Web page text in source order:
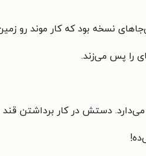
نسخه بود که کار موند رو
را پس می‌زند.
دستش در کار برداشتن